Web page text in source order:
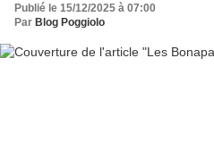
Publié le 15/12/2025 à 07:00
Par Blog Poggiolo